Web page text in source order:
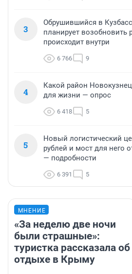
3
Обрушившийся в
планирует возобновить
происходит внутри
6 766 9
4
Какой район
для жизни — опрос
6 418 5
5
Новый логистический
рублей и мост для него
— подробности
6 391 5
МНЕНИЕ
«За неделю две ночи
были страшные»:
туристка рассказала об
отдыхе в Крыму